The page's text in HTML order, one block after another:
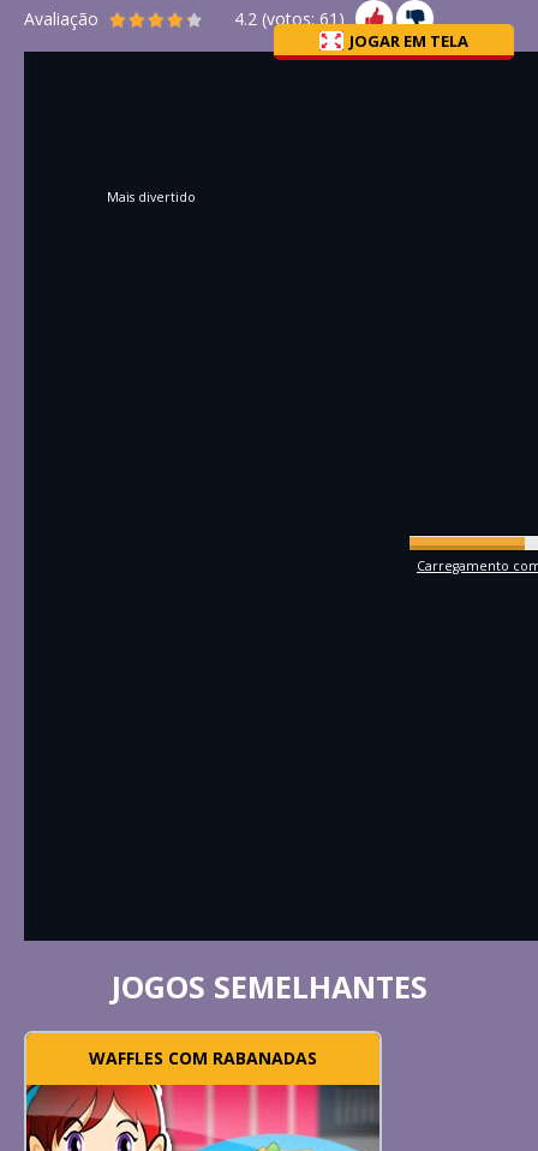
Avaliação 4.2 (votos:61)
JOGAR EM TELA
Mais divertido
Carregamento
JOGOS SEMELHANTES
WAFFLES COM RABANADAS